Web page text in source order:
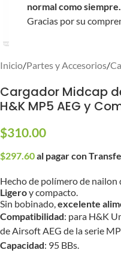
normal como siempre.
Gracias por su
Inicio/Partes y Accesorios/
Cargador Midcap
H&K MP5 AEG y
$310.00
$297.60al pagar con
Hecho de polímero de nailon
Ligeroy compacto.
Sin bobinado,excelente
Compatibilidad: para H&K
de Airsoft AEG de la serie
Capacidad: 95 BBs.